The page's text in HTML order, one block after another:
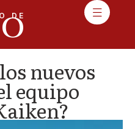
DE
nuevos
equipo